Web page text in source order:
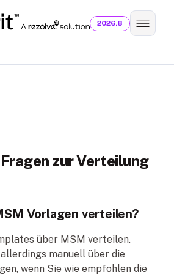
2026.8
zur Verteilung
Vorlagen verteilen?
über MSM verteilen.
allerdings manuell über die
wenn Sie wie empfohlen die